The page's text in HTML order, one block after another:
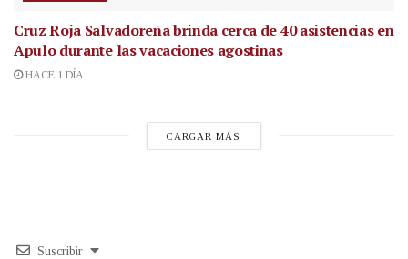
Cruz Roja Salvadoreña brinda cerca de 40 asistencias en
Apulo durante las vacaciones agostinas
HACE 1 DÍA
CARGAR MÁS
Suscribir